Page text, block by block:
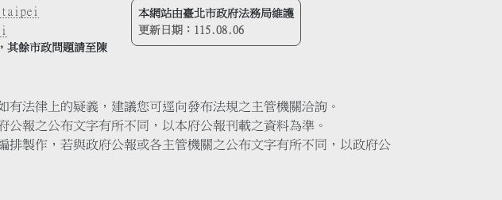
其餘市政問題請至陳
本網站由臺北市政府法務局維護
更新日期： 115.08.06
法律上的疑義，建議您可逕向發布法規之主管機關洽詢。
報之公布文字有所不同，以本府公報刊載之資料為準。
製作，若與政府公報或各主管機關之公布文字有所不同，以政府公